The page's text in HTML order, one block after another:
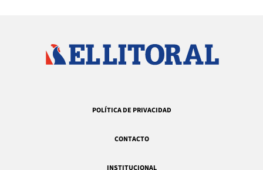
POLÍTICA DE PRIVACIDAD
CONTACTO